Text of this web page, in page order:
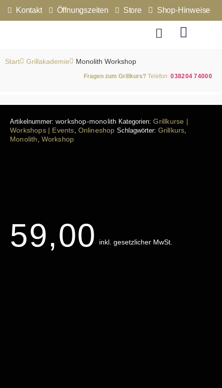
Kontakt Öffnungszeiten Store Shop-Hinweise
Start Grillakademie Monolith Workshop
Fragen zum Grillkurs? Telefon:038204 74000
Artikelnummer: workshop-monolith Kategorien:Grillkurse |
Workshops | Events, Onlineshop Schlagwörter: Grillkurs,
Monolith , Workshop
59,00 inkl. gesetzlicher MwSt.